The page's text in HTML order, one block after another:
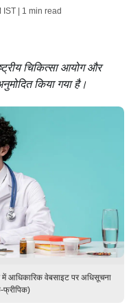
IST| 1 min read
चिकित्सा आयोग और
किया गया है।
में आधिकारिक वेबसाइट पर अधिसूचना
फ्रीपिक)